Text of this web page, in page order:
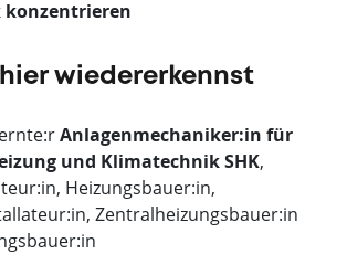
konzentrieren
wiedererkennst
Anlagenmechaniker:in für
und Klimatechnik SHK,
Heizungsbauer:in,
Zentralheizungsbauer:in